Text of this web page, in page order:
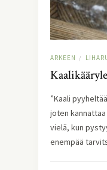
ARKEEN /
”Kaali
joten
vielä, kun
enempää